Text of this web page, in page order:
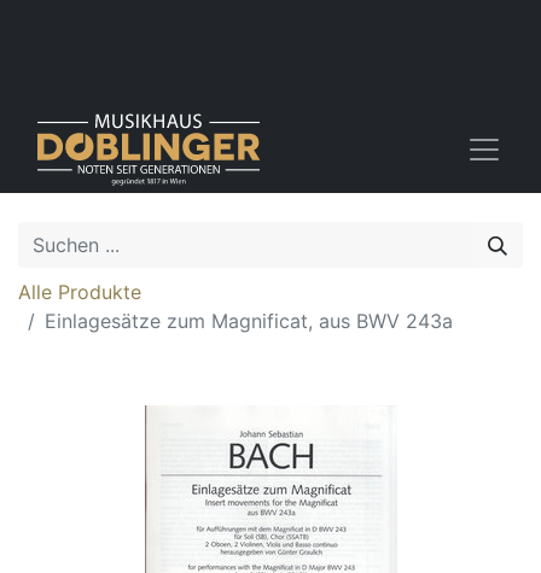
Alle Produkte
Einlagesätze zum Magnificat, aus BWV 243a